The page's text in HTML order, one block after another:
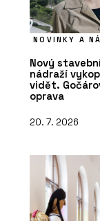
NOVINKY A
Nový
nádraží
vidět.
oprava
20. 7. 2026